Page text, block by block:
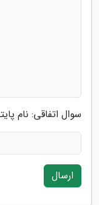
سوال اتفاقی: نام
ارسال